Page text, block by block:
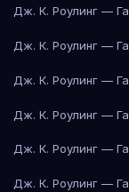
Дж. К. Роулинг —
Дж. К. Роулинг —
Дж. К. Роулинг —
Дж. К. Роулинг —
Дж. К. Роулинг —
Дж. К. Роулинг —